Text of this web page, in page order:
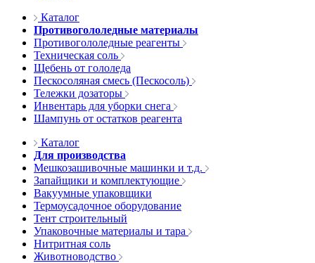
Каталог
Противогололедные материалы
Противогололедные реагенты
Техническая соль
Щебень от гололеда
Пескосоляная смесь (Пескосоль)
Тележки дозаторы
Инвентарь для уборки снега
Шампунь от остатков реагента
Каталог
Для производства
Мешкозашивочные машинки и т.д.
Запайщики и комплектующие
Вакуумные упаковщики
Термоусадочное оборудование
Тент строительный
Упаковочные материалы и тара
Нитритная соль
Животноводство